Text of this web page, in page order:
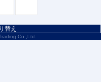
替え
Co.,Ltd.